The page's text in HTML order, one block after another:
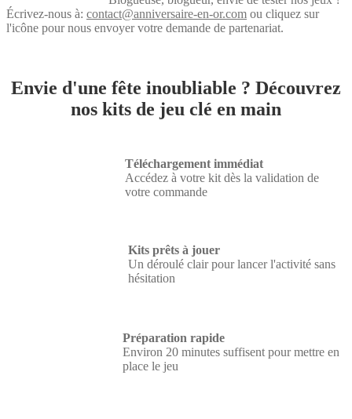
Écrivez-nous à: contact@anniversaire-en-or.com ou cliquez sur
l'icône pour nous envoyer votre demande de partenariat.
Envie d'une fête inoubliable ? Découvrez
nos kits de jeu clé en main
Téléchargement immédiat
Accédez à votre kit dès la validation de
votre commande
Kits prêts à jouer
Un déroulé clair pour lancer l'activité sans
hésitation
Préparation rapide
Environ 20 minutes suffisent pour mettre en
place le jeu